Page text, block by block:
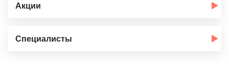
Акции
Специалисты